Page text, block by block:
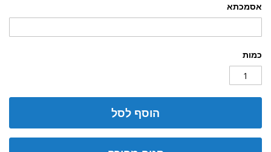
אסמכתא
כמות
הוסף לסל